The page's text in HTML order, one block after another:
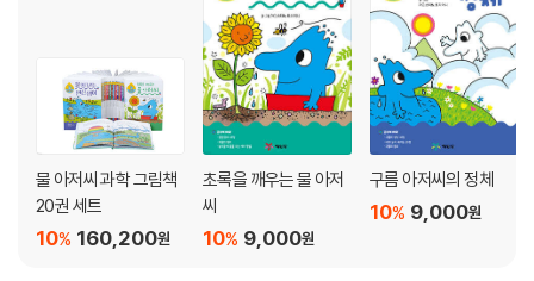
물 아저씨 과학 그림책
20권 세트
160,200원
10%
초록을 깨우는 물 아저
씨
9,000원
10%
구름 아저씨의 정체
9,000원
10%